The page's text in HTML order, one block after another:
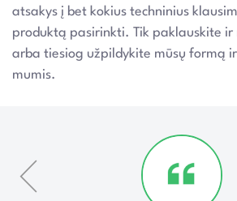
atsakys į bet kokius techninius
produktą pasirinkti. Tik paklauskite ir
arba tiesiog užpildykite mūsų formą ir
mumis.